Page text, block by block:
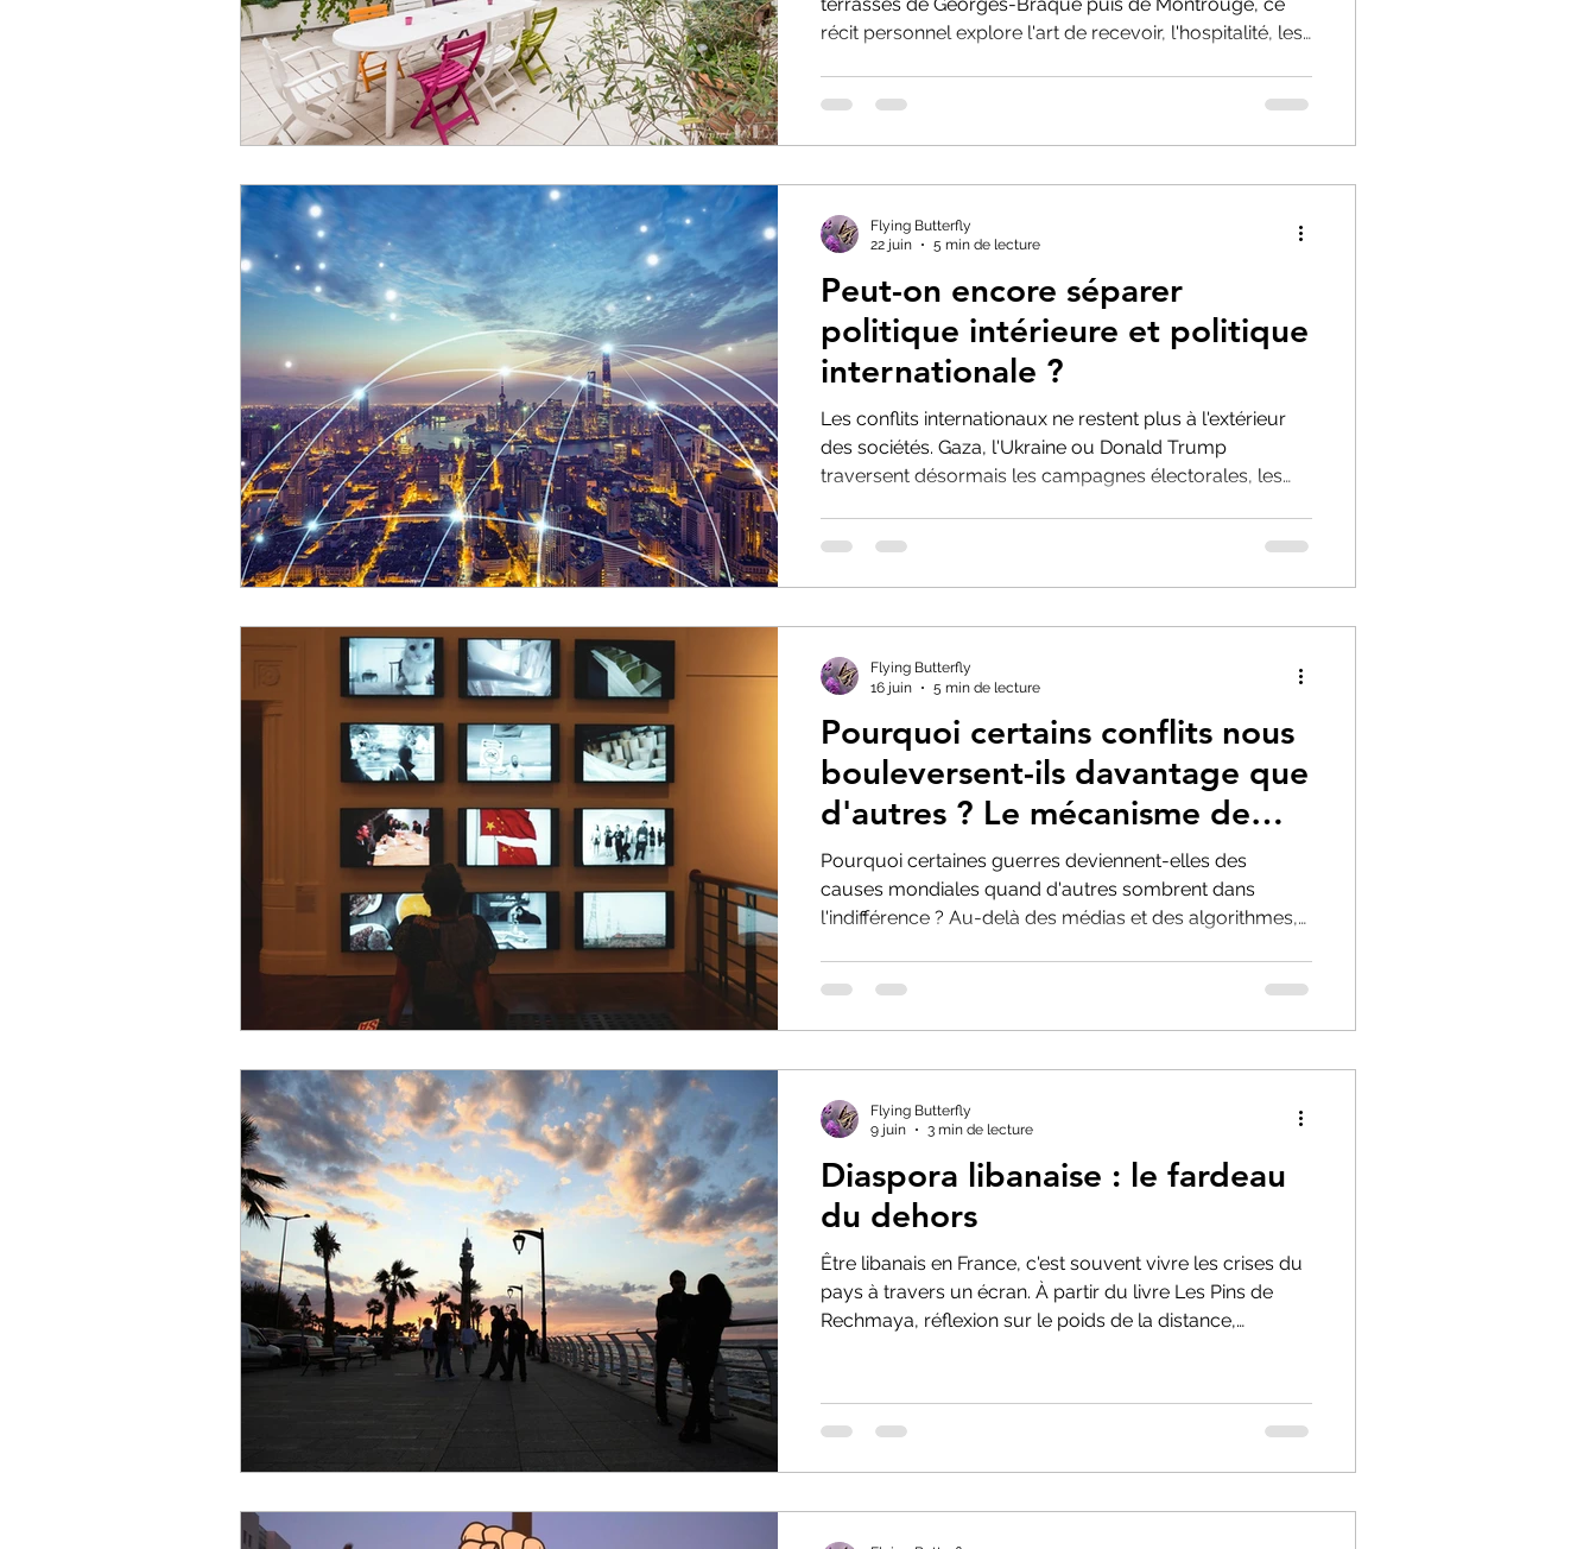
récit personnel explore l'art de recevoir, l'hospitalité, les
monde.
Peut-on encore séparer
politique intérieure et politique
internationale ?
Les conflits internationaux ne restent plus à l'extérieur
des sociétés. Gaza, l'Ukraine ou Donald Trump
traversent désormais les campagnes électorales, les
Flying Butterfly
22 juin
5 min de lecture
Pourquoi certains conflits nous
bouleversent-ils davantage que
d'autres ? Le mécanisme de
l'indignation sélective
Pourquoi certaines guerres deviennent-elles des
causes mondiales quand d'autres sombrent dans
l'indifférence ? Au-delà des médias et des algorithmes,
Flying Butterfly
16 juin
5 min de lecture
Diaspora libanaise : le fardeau
du dehors
Être libanais en France, c'est souvent vivre les crises du
pays à travers un écran. À partir du livre Les Pins de
Rechmaya, réflexion sur le poids de la distance,
Flying Butterfly
9 juin
3 min de lecture